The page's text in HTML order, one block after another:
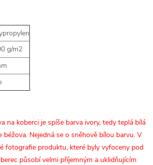
g/m2
na koberci je spíše barva ivory, tedy teplá bílá
béžova. Nejedná se o sněhově bílou barvu. V
fotografie produktu, které byly vyfoceny pod
působí velmi příjemným a uklidňujícím